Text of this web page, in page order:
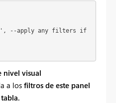
nivel visual
a los filtros de este panel